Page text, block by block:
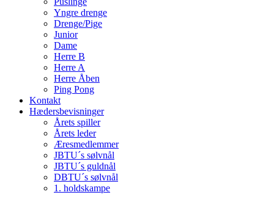
Yngre drenge
Drenge/Pige
Junior
Dame
Herre B
Herre A
Herre Åben
Ping Pong
Kontakt
Hædersbevisninger
Årets spiller
Årets leder
Æresmedlemmer
JBTU´s sølvnål
JBTU´s guldnål
DBTU´s sølvnål
1. holdskampe